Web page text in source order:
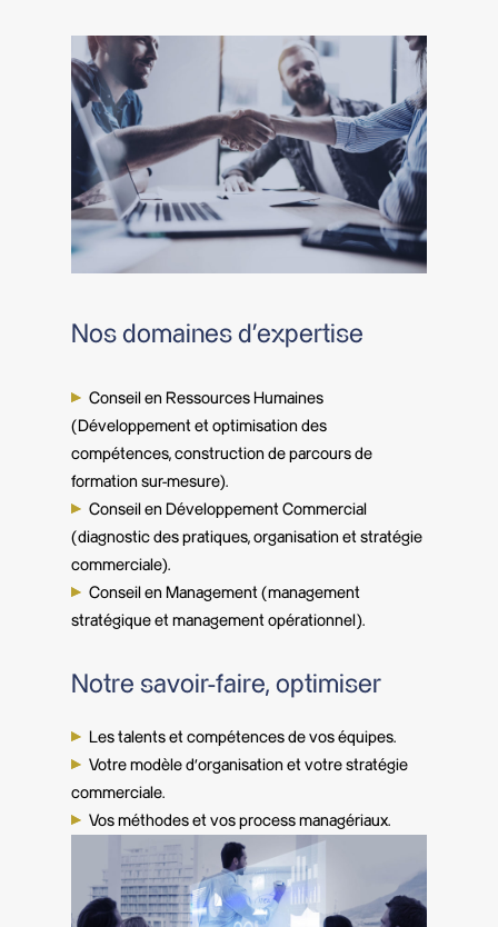
Nos domaines d’expertise
Conseil en Ressources Humaines
(Développement et optimisation des
compétences, construction de parcours de
formation sur-mesure).
Conseil en Développement Commercial
(diagnostic des pratiques, organisation et stratégie
commerciale).
Conseil en Management (management
stratégique et management opérationnel).
Notre savoir-faire, optimiser
Les talents et compétences de vos équipes.
Votre modèle d’organisation et votre stratégie
commerciale.
Vos méthodes et vos process managériaux.